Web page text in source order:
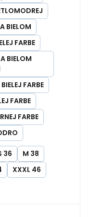
BIELOM
FARBE
BIELOM
FARBE
FARBE
FARBE
36
M 38
XXXL 46